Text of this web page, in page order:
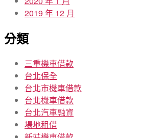
2019 年 12 月
分類
三重機車借款
台北保全
台北市機車借款
台北機車借款
台北汽車融資
場地租借